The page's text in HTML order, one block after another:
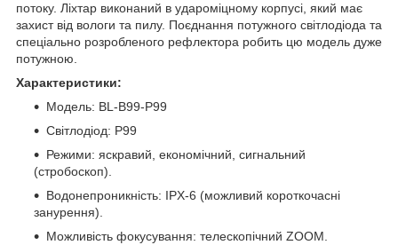
потоку. Ліхтар виконаний в удароміцному корпусі, який має
захист від вологи та пилу. Поєднання потужного світлодіода та
спеціально розробленого рефлектора робить цю модель дуже
потужною.
Характеристики:
Модель: BL-B99-P99
Світлодіод: P99
Режими: яскравий, економічний, сигнальний
(стробоскоп).
Водонепроникність: IPX-6 (можливий короткочасні
занурення).
Можливість фокусування: телескопічний ZOOM.